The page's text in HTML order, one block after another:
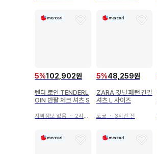
5%102,902원
텐더 로인 TENDERL
OIN 반팔 체크 셔츠 S
지역정보 없음 ・ 2시간 전
5%48,259원
ZARA 깃털 패턴 긴팔
셔츠 L 사이즈
도쿄 ・ 3시간 전